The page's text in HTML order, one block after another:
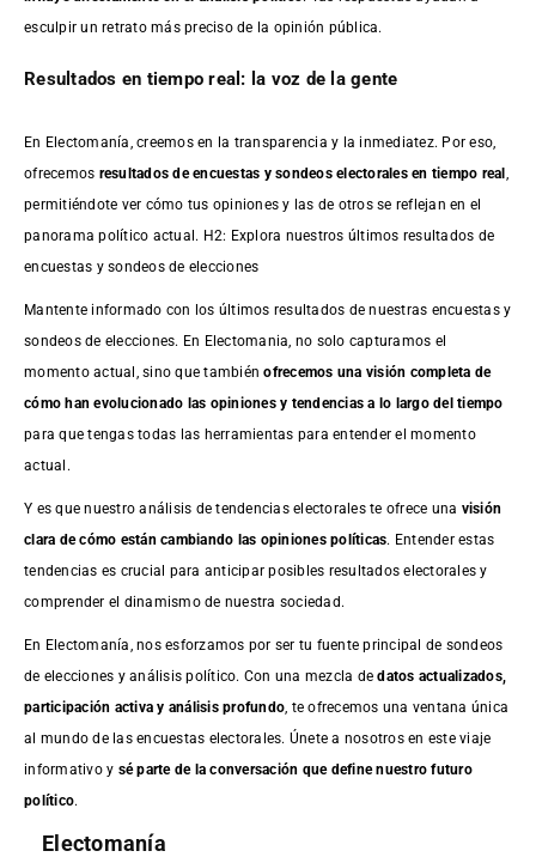
esculpir un retrato más preciso de la opinión pública.
Resultados en tiempo real: la voz de la gente
En Electomanía, creemos en la transparencia y la inmediatez. Por eso,
ofrecemos resultados deencuestas y sondeos electorales en tiempo real
permitiéndote ver cómo tus opiniones y las de otros se reflejan en el
panorama político actual. H2: Explora nuestros últimos resultados de
encuestas y sondeos de elecciones
Mantente informado con los últimos resultados de nuestras encuestasy
sondeos de elecciones. En Electomania, no solo capturamos el
momento actual, sino que tambiénofrecemos una visión completa de
cómo han evolucionado las opiniones y tendencias a lo largo del tiempo
para que tengas todas las herramientas para entender el momento
actual.
Y es que nuestro análisis de tendencias electorales te ofrece una visión
clara de cómo están cambiando las opiniones políticas. Entender estas
tendencias es crucial para anticipar posibles resultados electorales y
comprender el dinamismo de nuestra sociedad.
En Electomanía, nos esforzamos por ser tu fuente principal de sondeos
de elecciones y análisis político. Con una mezcla dedatos actualizados,
participación activa y análisis profundo , te ofrecemos una ventana única
al mundo de las encuestas electorales. Únete a nosotros en este viaje
informativo y sé parte de la conversación que define nuestro futuro
político.
Electomanía